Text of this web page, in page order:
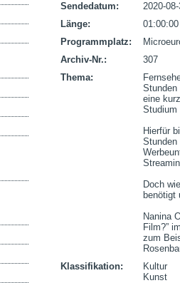
Sendedatum:
2020-
Länge:
01:00:00
Programmplatz:
Archiv-Nr.:
307
Thema:
Stunden
eine
Studium
Hierfür
Stunden
Doch
benötigt
Nanina
Film?”
zum
Klassifikation:
Kultur
Kunst